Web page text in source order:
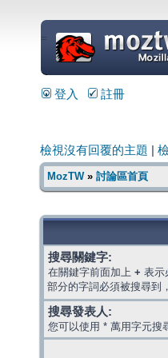
=
登入 註冊
檢視沒有回覆的主題
MozTW» 討論區首頁
搜尋關鍵字:
在關鍵字前面加上 + 表示
部分的字詞必須被搜尋到
搜尋發表人:
您可以使用 * 萬用字元搜